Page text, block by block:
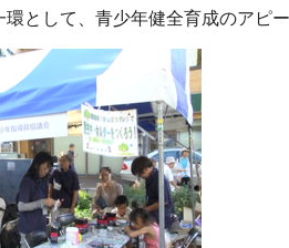
として、青少年健全育成のアピ